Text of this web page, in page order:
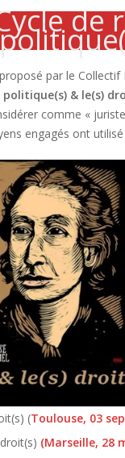
de
par le
politique(s) & le(s)
comme «
engagés ont
(Toulouse, 03
(Marseille, 28